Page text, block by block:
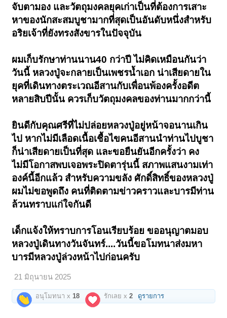
เป็นดั่งนี้จึงมิต้องสงสัยเลย หลวงปู่มหาตุ่ม เตมิโย คือ "เพชรหมายเลข1"
แห่งมหาสารคาม เป็นอีกหนึ่ง "เทวดาเดินดิน" ที่หมู่คณะชาวอีสานตลอด
จากทุกถิ่นที่ซึ่งได้ประสบสัมผัสท่าน ให้ความศรัทธาและเคารพอย่างสูง
เมตตามหาบารมี อันอบอุ่น เปี่ยมด้วยคุณความรู้อันวิเศษ ความอัศจรรย์
เหนือโลก ฯลฯ เปรียบดั่ง "ปราชญ์อีสาน" มาแล้ว ไม่มีใครเถียง!!!
กล่าวกันว่า 2 เทวดาแห่งอีสานเวลานี้ ทั้ง หลวงปู่มหาตุ่ม กับ หลวงปู่มหา
ศิลา คือเสาหลักของแผ่นดินที่ราบสูง ในชีวิตนี้ได้ไปกราบท่านใดท่านหนึ่ง
ล้วนเป็นศิริมงคลชีวิตทัดเทียมกัน
รุ่นแรกที่ท่านมาอยู่วัดศรีวิชัย ก็ออกในปี 2560 และเมื่อปี 2567 ก็มีการออก
วัตถุมงคลชุดใหญ่สร้างความแตกตื่นในหมู่ศิษย์เข้าแถวยาวเหยียดล้นวัด
จองกันมืดฟ้ามัวดิน
คราวนี้มาดู วัตถุมงคลรุ่นแรกที่ท่านเป็น "ประธานอุปถัมภ์" ร่วมสร้างและ
ปลุกเสกให้ ซึ่งเป็นสิ่งที่นักสะสมแผ่นดินที่ราบสูงล้วน...หากันให้ควั่ก!!!
"พระปิดตาจอมศรี-รุ่นแรก" ออกวัดจอมศรีขอนแก่น ในห้วงสมัยที่ หลวงปู่
มหาตุ่ม รับนิมนต์เป็นเจ้าอาวาส สร้างพร้อมกับ "พระสมเด็จจอมศรี" 2519
อีกปีเดียวอายุสร้างครบ"ครึ่งศตวรรษ"
ทาน
--หลวงพ่อผาง วัดอุดมคงคาฯ
--หลวงพ่อเพชร เจ้าคณะจังหวัดขอนแก่น
--หลวงพ่อคูณ วัดหนองแวง
--หลวงปู่ธีร์ ขอนแก่น
พระอุโบสถวัดจอมศรี
หนึ่งใน "พระปิดตาแถวหน้า" แดนอีสาน จำนวนสร้างน้อยนิด ปัจจุบันราคา
จับตามอง และวัตถุมงคลยุคเก่าเป็นที่ต้องการเสาะ
หาของนักสะสมบูชามากที่สุดเป็นอันดับหนึ่งสำหรับ
อริยเจ้าที่ยังทรงสังขารในปัจจุบัน
ผมเก็บรักษาท่านนาน40 กว่าปี ไม่คิดเหมือนกันว่า
วันนี้ หลวงปู่จะกลายเป็นเพชรน้ำเอก น่าเสียดายใน
ยุคที่เดินทางตระเวณอีสานกับเพื่อนพ้องครั้งอดีต
หลายสิบปีนั้น ควรเก็บวัตถุมงคลของท่านมากกว่านี้
ยินดีกับคุณศรีที่ไม่ปล่อยหลวงปู่อยู่หน้าจอนานเกิน
ไป หากไม่มีเลือดเนื้อเชื้อไขคนอีสานนำท่านไปบูชา
ก็น่าเสียดายเป็นที่สุด และขอยืนยันอีกครั้งว่า คง
ไม่มีโอกาสพบเจอพระปิดตารุ่นนี้ สภาพแสนงามเท่า
องค์นี้อีกแล้ว สำหรับความขลัง ศักดิ์สิทธิ์ของหลวงปู่
ผมไม่ขอพูดถึง คนที่ติดตามข่าวคราวและบารมีท่าน
ล้วนทราบแก่ใจกันดี
เด็กแจ้งให้ทราบการโอนเรียบร้อย ขออนุญาตมอบ
หลวงปู่เดินทางวันจันทร์....วันนี้ขอโมทนาส่งมหา
บารมีหลวงปู่ล่วงหน้าไปก่อนครับ
21 มิถุนายน 2025
อนุโมทนา x18 รักเลย x2 ดูรายการ